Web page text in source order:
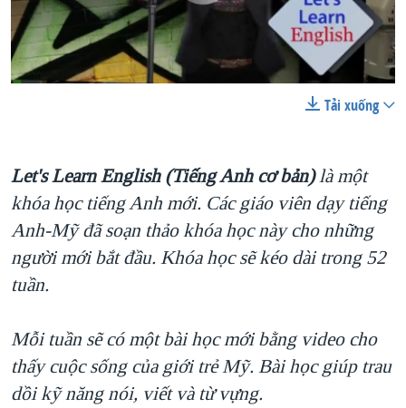
"Tìm"NGƯỜI VIỆT HẢI NGOẠI
ĐỜI SỐNG
KINH TẾ
VĂN HOÁ
THỂ THAO
GIÁO DỤC
TẠI
HÀNH TRÌNH BẦU CỬ 2024
MỘT NĂM CHIẾN TRANH TẠI DẢI GAZA
TRỊNH VĨNH BÌNH - NGƯỜI HẠ 'BÊN THẮNG CUỘC'
GROUND ZERO – XƯA VÀ NAY
CHI PHÍ CHIẾN TRANH AFGHANISTAN
CÁC GIÁ TRỊ CỘNG HÒA Ở VIỆT NAM
TRỊNH VĨNH BÌNH VS. CHÍNH PHỦ VIỆT NAM
NGƯ DÂN VIỆT VÀ LÀN SÓNG TRỘM HẢI SÂM
BÊN KIA QUỐC LỘ: TIẾNG VỌNG TỪ NÔNG THÔN MỸ
VIDEO
NGHE
Ngôn ngữ khác
Tải xuống
Let's Learn English (Tiếng Anh cơ bản)là một
khóa học tiếng Anh mới. Các giáo viên dạy tiếng
Anh-Mỹ đã soạn thảo khóa học này cho những
người mới bắt đầu. Khóa học sẽ kéo dài trong 52
tuần.
Mỗi tuần sẽ có một bài học mới bằng video cho
thấy cuộc sống của giới trẻ Mỹ. Bài học giúp trau
dồi kỹ năng nói, viết và từ vựng.